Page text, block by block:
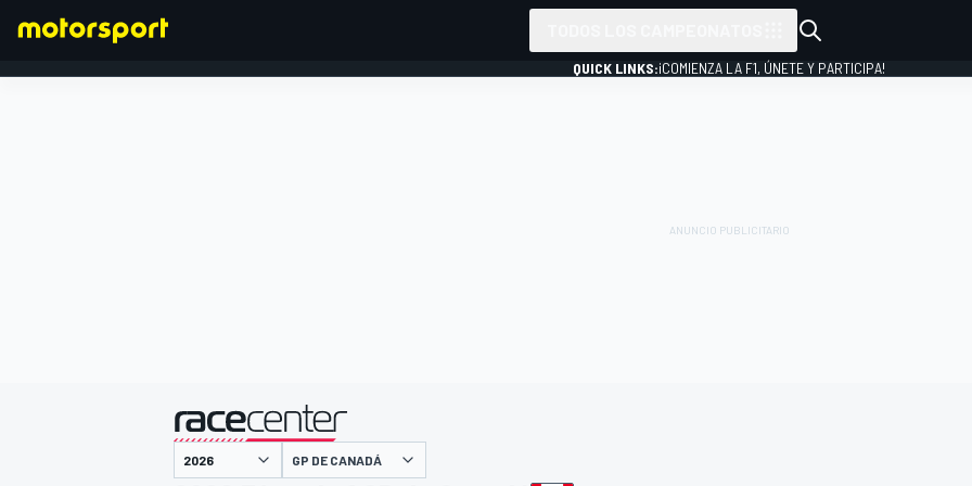
QUICK LINKS:¡COMIENZA LA F1, ÚNETE Y PARTICIPA!
presentado por
GP DE CANADÁ